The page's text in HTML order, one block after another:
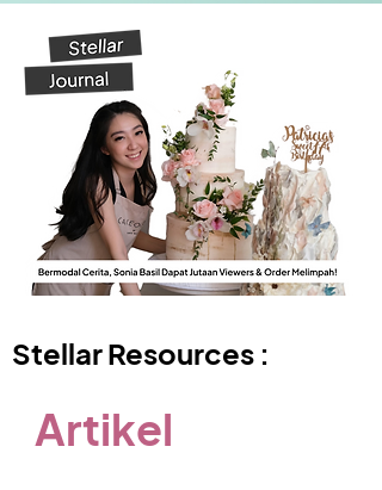
Stellar Resources :
Artikel